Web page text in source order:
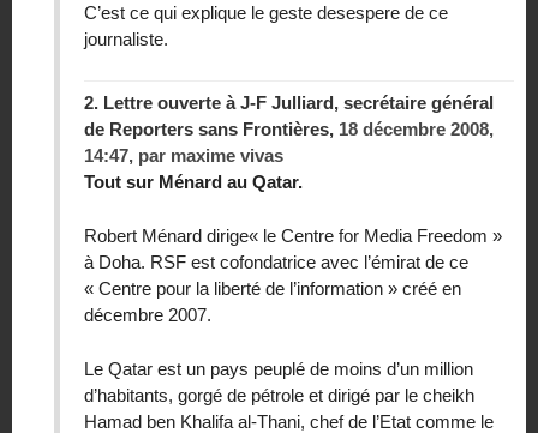
C’est ce qui explique le geste desespere de ce
journaliste.
2. Lettre ouverte à J-F Julliard, secrétaire général
de Reporters sans Frontières, 18 décembre 2008,
14:47, par maxime vivas
Tout sur Ménard au Qatar.
Robert Ménard dirige« le Centre for Media Freedom »
à Doha. RSF est cofondatrice avec l’émirat de ce
« Centre pour la liberté de l’information » créé en
décembre 2007.
Le Qatar est un pays peuplé de moins d’un million
d’habitants, gorgé de pétrole et dirigé par le cheikh
Hamad ben Khalifa al-Thani, chef de l’Etat comme le